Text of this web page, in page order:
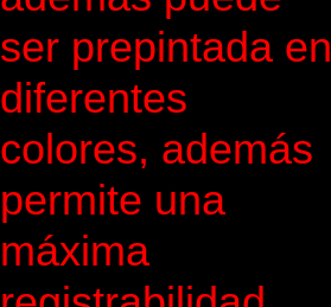
ser prepintada en
diferentes
colores, además
permite una
máxima